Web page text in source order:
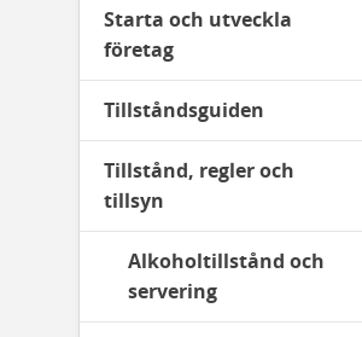
Starta och utveckla
företag
Tillståndsguiden
Tillstånd, regler och
tillsyn
Alkoholtillstånd och
servering